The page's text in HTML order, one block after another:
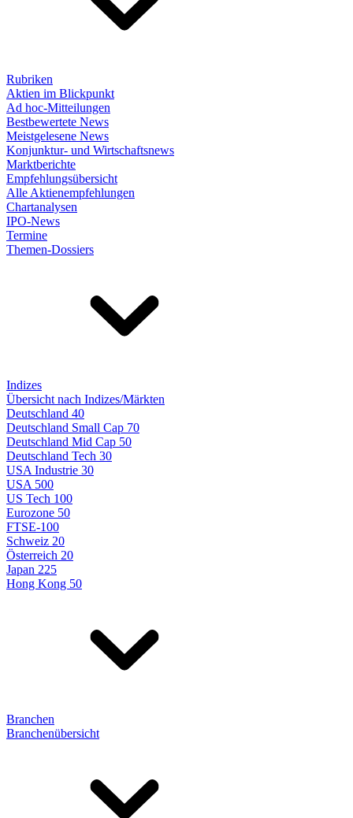
Rubriken
Aktien im Blickpunkt
Ad hoc-Mitteilungen
Bestbewertete News
Meistgelesene News
Konjunktur- und Wirtschaftsnews
Marktberichte
Empfehlungsübersicht
Alle Aktienempfehlungen
Chartanalysen
IPO-News
Termine
Themen-Dossiers
Indizes
Übersicht nach Indizes/Märkten
Deutschland 40
Deutschland Small Cap 70
Deutschland Mid Cap 50
Deutschland Tech 30
USA Industrie 30
USA 500
US Tech 100
Eurozone 50
FTSE-100
Schweiz 20
Österreich 20
Japan 225
Hong Kong 50
Branchen
Branchenübersicht